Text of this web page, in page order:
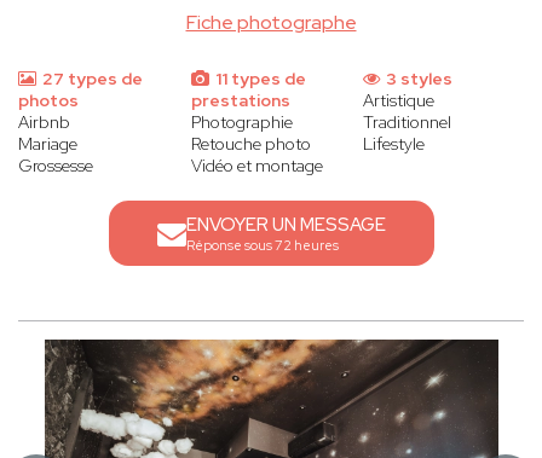
Fiche photographe
27 types de
photos
Airbnb
Mariage
Grossesse
11 types de
prestations
Photographie
Retouche photo
Vidéo et montage
3 styles
Artistique
Traditionnel
Lifestyle
ENVOYER UN MESSAGE
Réponse sous 72 heures